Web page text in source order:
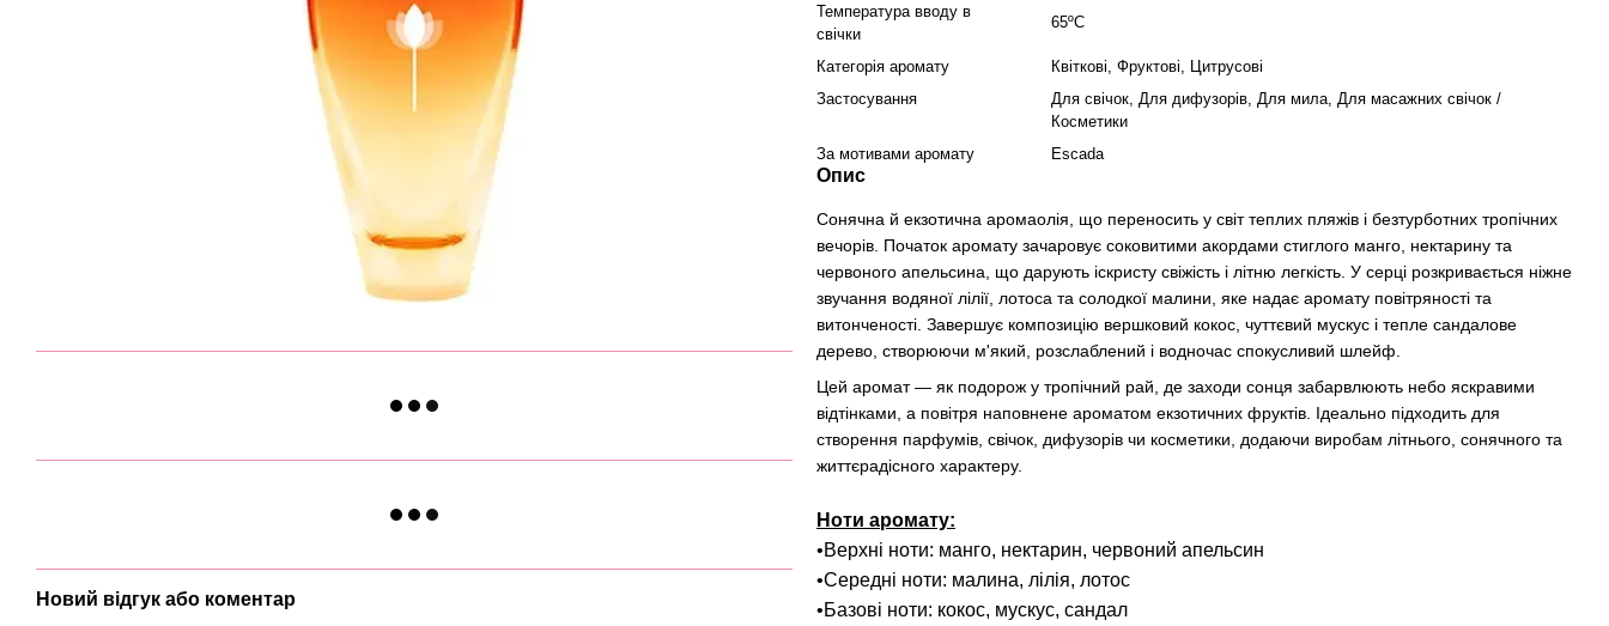
Новий відгук або коментар
Температура вводу в
свічки
65ºC
Категорія аромату
Квіткові, Фруктові, Цитрусові
Застосування
Для свічок, Для дифузорів, Для мила, Для масажних свічок /
Косметики
За мотивами аромату
Escada
Опис
Сонячна й екзотична аромаолія, що переносить у світ теплих пляжів і безтурботних тропічних
вечорів. Початок аромату зачаровує соковитими акордами стиглого манго, нектарину та
червоного апельсина, що дарують іскристу свіжість і літню легкість. У серці розкривається ніжне
звучання водяної лілії, лотоса та солодкої малини, яке надає аромату повітряності та
витонченості. Завершує композицію вершковий кокос, чуттєвий мускус і тепле сандалове
дерево, створюючи м'який, розслаблений і водночас спокусливий шлейф.
Цей аромат — як подорож у тропічний рай, де заходи сонця забарвлюють небо яскравими
відтінками, а повітря наповнене ароматом екзотичних фруктів. Ідеально підходить для
створення парфумів, свічок, дифузорів чи косметики, додаючи виробам літнього, сонячного та
життєрадісного характеру.
Ноти аромату:
•Верхні ноти: манго, нектарин, червоний апельсин
•Середні ноти: малина, лілія, лотос
•Базові ноти: кокос, мускус, сандал